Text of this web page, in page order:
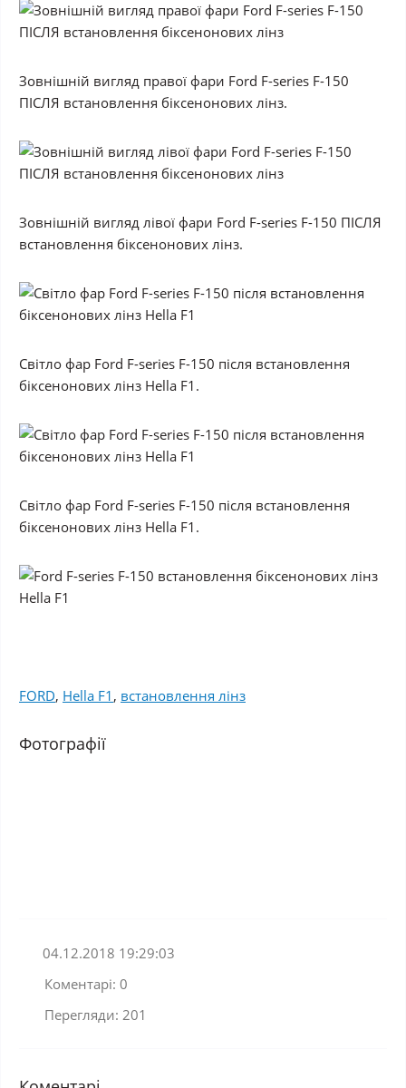
Зовнішній вигляд правої фари Ford F-series F-150
ПІСЛЯ встановлення біксенонових лінз.
Зовнішній вигляд лівої фари Ford F-series F-150 ПІСЛЯ
встановлення біксенонових лінз.
Світло фар Ford F-series F-150 після встановлення
біксенонових лінз Hella F1.
Світло фар Ford F-series F-150 після встановлення
біксенонових лінз Hella F1.
FORD, Hella F1 , встановлення лінз
Фотографії
04.12.2018 19:29:03
Коментарі: 0
Перегляди: 201